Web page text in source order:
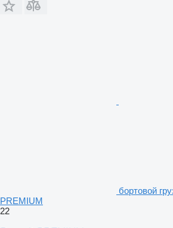
бортовой
PREMIUM
22